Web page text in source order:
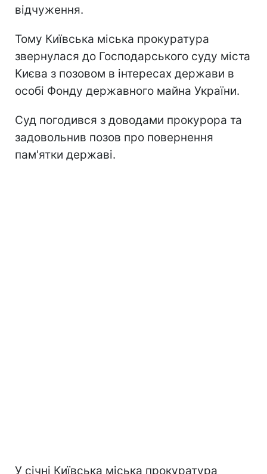
відчуження.
Тому Київська міська прокуратура
звернулася до Господарського суду міста
Києва з позовом в інтересах держави в
особі Фонду державного майна України.
Суд погодився з доводами прокурора та
задовольнив позов про повернення
пам'ятки державі.
У січні Київська міська прокуратура